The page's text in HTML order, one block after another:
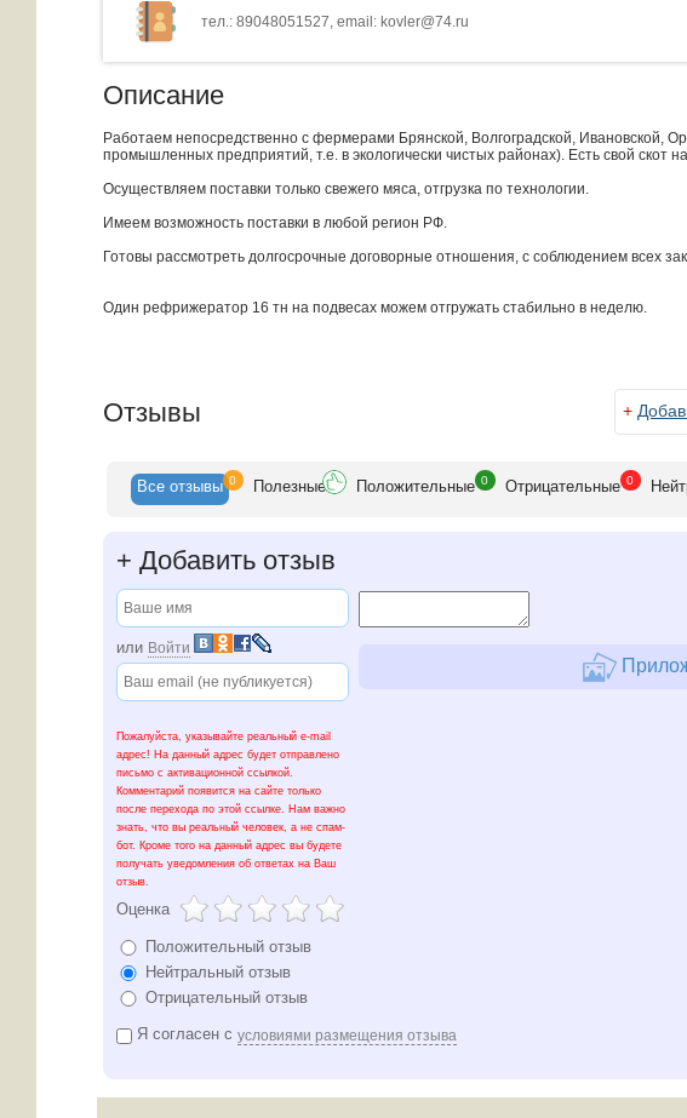
тел.: 89048051527, email: kovler@74.ru
Описание
Работаем непосредственно с фермерами Брянской, Волгоградской, Ивановской,
промышленных предприятий, т.е. в экологически чистых районах). Есть свой скот
Осуществляем поставки только свежего мяса, отгрузка по технологии.
Имеем возможность поставки в любой регион РФ.
Готовы рассмотреть долгосрочные договорные отношения, с соблюдением всех
Один рефрижератор 16 тн на подвесах можем отгружать стабильно в неделю.
Отзывы +
Все отзывы 0 Полезные Положительные 0 Отрицательные 0
+ Добавить отзыв
или Войти
Пожалуйста, указывайте реальный e-mail
адрес! На данный адрес будет отправлено
письмо с активационной ссылкой.
Комментарий появится на сайте только
после перехода по этой ссылке. Нам важно
знать, что вы реальный человек, а не спам-
бот. Кроме того на данный адрес вы будете
получать уведомления об ответах на Ваш
отзыв.
Оценка
Положительный отзыв
Нейтральный отзыв
Отрицательный отзыв
Я согласен с условиями размещения отзыва